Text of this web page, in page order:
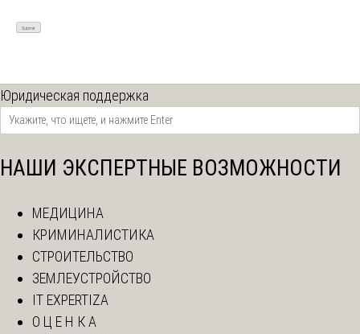
Юридическая поддержка
НАШИ ЭКСПЕРТНЫЕ ВОЗМОЖНОСТИ
МЕДИЦИНА
КРИМИНАЛИСТИКА
СТРОИТЕЛЬСТВО
ЗЕМЛЕУСТРОЙСТВО
IT EXPERTIZA
О Ц Е Н К А